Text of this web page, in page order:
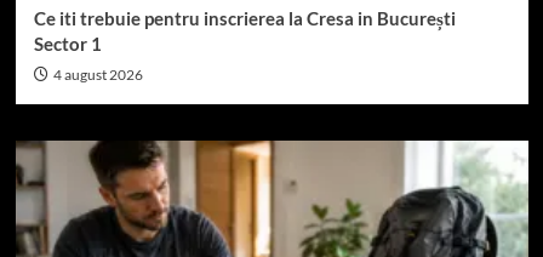
Ce iti trebuie pentru inscrierea la Cresa in București
Sector 1
4 august 2026